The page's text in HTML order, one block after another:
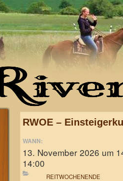
RWOE –
WANN:
13. November 2026 um
14:00
REITWOCHENENDE